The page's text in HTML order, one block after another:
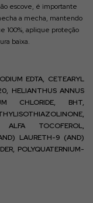
escove, é importante
a mecha, mantendo
100%, aplique proteção
baixa.
EDTA, CETEARYL
HELIANTHUS ANNUS
CHLORIDE, BHT,
TOCOFEROL,
LAURETH-9 (AND)
POLYQUATERNIUM-